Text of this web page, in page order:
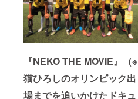
『NEKO THE MOVIE』（※
猫ひろしのオリンピック出
場までを追いかけたドキュ